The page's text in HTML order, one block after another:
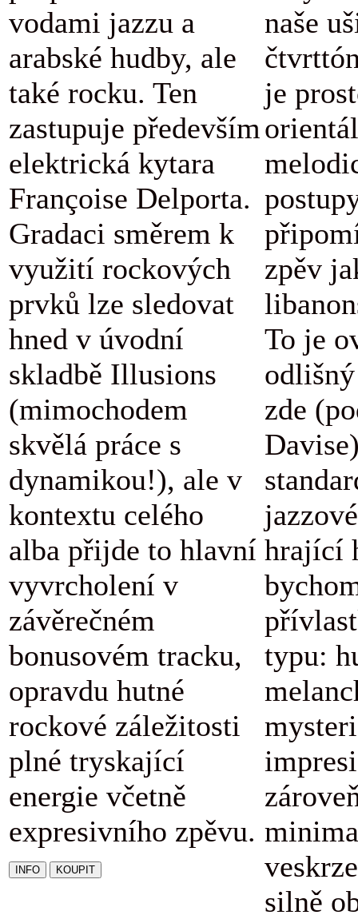
vodami jazzu a
arabské hudby, ale
také rocku. Ten
zastupuje především
elektrická kytara
Françoise Delporta.
Gradaci směrem k
využití rockových
prvků lze sledovat
hned v úvodní
skladbě Illusions
(mimochodem
skvělá práce s
dynamikou!), ale v
kontextu celého
alba přijde to hlavní
vyvrcholení v
závěrečném
bonusovém tracku,
opravdu hutné
rockové záležitosti
plné tryskající
energie včetně
expresivního zpěvu.
naše
je
zpěv
To je
zde
hrající
typu:
silně